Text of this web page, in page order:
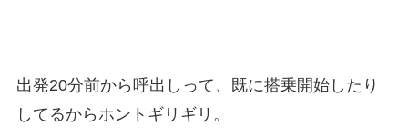
出発20分前から呼出しって、既に搭乗開始したり
してるからホントギリギリ。